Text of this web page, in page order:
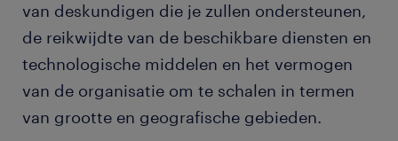
van deskundigen die je zullen ondersteunen,
de reikwijdte van de beschikbare diensten en
technologische middelen en het vermogen
van de organisatie om te schalen in termen
van grootte en geografische gebieden.